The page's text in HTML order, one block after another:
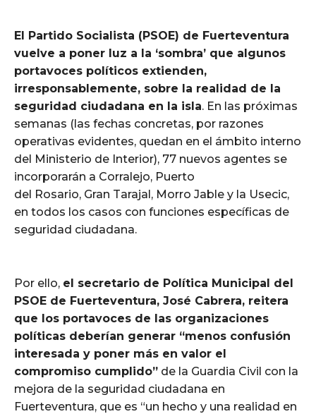
El Partido Socialista (PSOE) de Fuerteventura
vuelve a poner luz a la ‘sombra’ que algunos
portavoces políticos extienden,
irresponsablemente, sobre la realidad de la
seguridad ciudadana en la isla. En las próximas
semanas (las fechas concretas, por razones
operativas evidentes, quedan en el ámbito interno
del Ministerio de Interior), 77 nuevos agentes se
incorporarán a Corralejo, Puerto
del Rosario, Gran Tarajal, Morro Jable y la Usecic,
en todos los casos con funciones específicas de
seguridad ciudadana.
Por ello, el secretario de Política Municipal del
PSOE de Fuerteventura, José Cabrera, reitera
que los portavoces de las organizaciones
políticas deberían generar “menos confusión
interesada y poner más en valor el
compromiso cumplido” de la Guardia Civil con la
mejora de la seguridad ciudadana en
Fuerteventura, que es “un hecho y una realidad en